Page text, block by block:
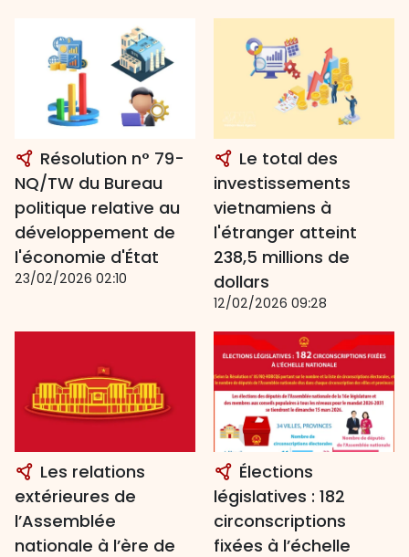
Résolution n° 79-
NQ/TW du Bureau
politique relative au
développement de
l'économie d'État
23/02/2026 02:10
Le total des
investissements
vietnamiens à
l'étranger atteint
238,5 millions de
dollars
12/02/2026 09:28
Les relations
extérieures de
l’Assemblée
nationale à l’ère de
Élections
législatives : 182
circonscriptions
fixées à l’échelle